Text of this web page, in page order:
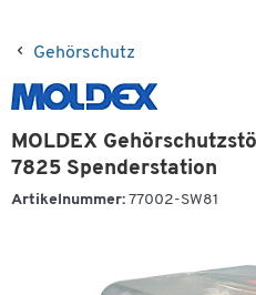
Gehörschutz
MOLDEX
7825 Spenderstation
Artikelnummer: 77002-SW81